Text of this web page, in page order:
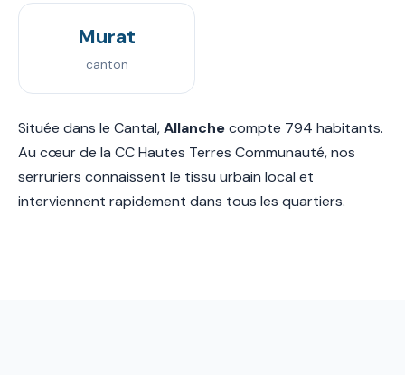
Murat
canton
Située dans le Cantal,Allanchecompte 794 habitants.
Au cœur de la CC Hautes Terres Communauté, nos
serruriers connaissent le tissu urbain local et
interviennent rapidement dans tous les quartiers.